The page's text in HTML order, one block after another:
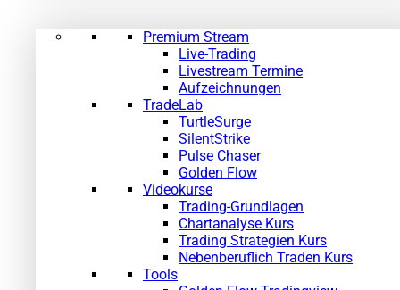
Premium Stream
Live-Trading
Livestream Termine
Aufzeichnungen
TradeLab
TurtleSurge
SilentStrike
Pulse Chaser
Golden Flow
Videokurse
Trading-Grundlagen
Chartanalyse Kurs
Trading Strategien Kurs
Nebenberuflich Traden Kurs
Tools